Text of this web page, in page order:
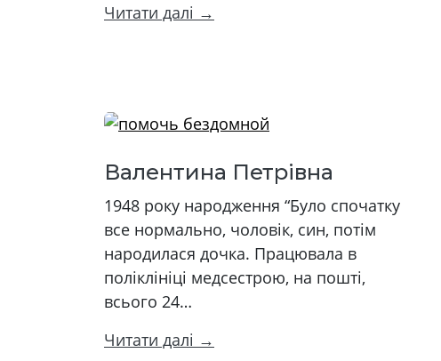
Читати далі →
Валентина Петрівна
1948 року народження “Було спочатку
все нормально, чоловік, син, потім
народилася дочка. Працювала в
поліклініці медсестрою, на пошті,
всього 24…
Читати далі →